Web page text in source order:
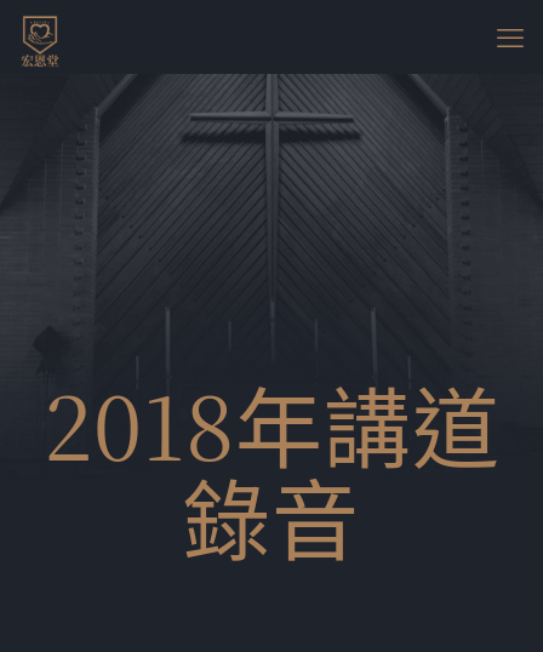
2018年講道
錄音